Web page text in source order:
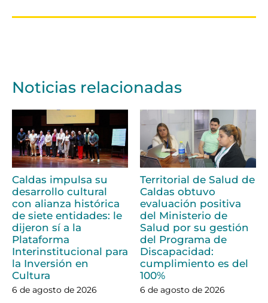
Noticias relacionadas
Caldas impulsa su
desarrollo cultural
con alianza histórica
de siete entidades: le
dijeron sí a la
Plataforma
Interinstitucional para
la Inversión en
Cultura
6 de agosto de 2026
Territorial de Salud de
Caldas obtuvo
evaluación positiva
del Ministerio de
Salud por su gestión
del Programa de
Discapacidad:
cumplimiento es del
100%
6 de agosto de 2026